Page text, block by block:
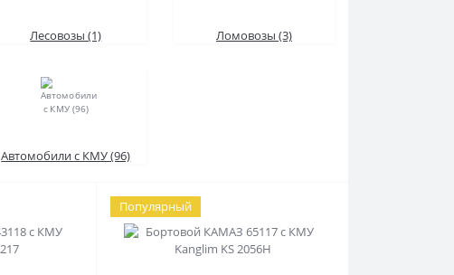
Лесовозы (1) Ломовозы (3)
Автомобили с КМУ (96)
Популярный